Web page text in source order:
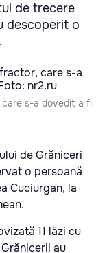
de trecere
descoperit o
s-a dovedit a fi
de Grăniceri
o persoană
Cuciurgan, la
11 lăzi cu
au